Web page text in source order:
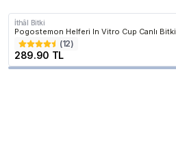
İthâl Bitki
Pogostemon Helferi In Vitro Cup Canlı Bitki
(12)
289.90 TL